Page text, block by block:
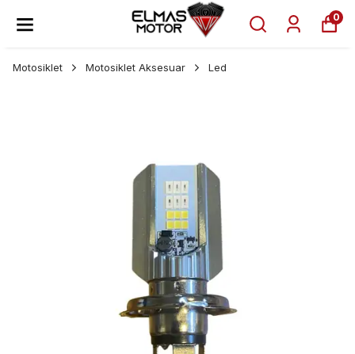
0
Motosiklet Motosiklet Aksesuar Led